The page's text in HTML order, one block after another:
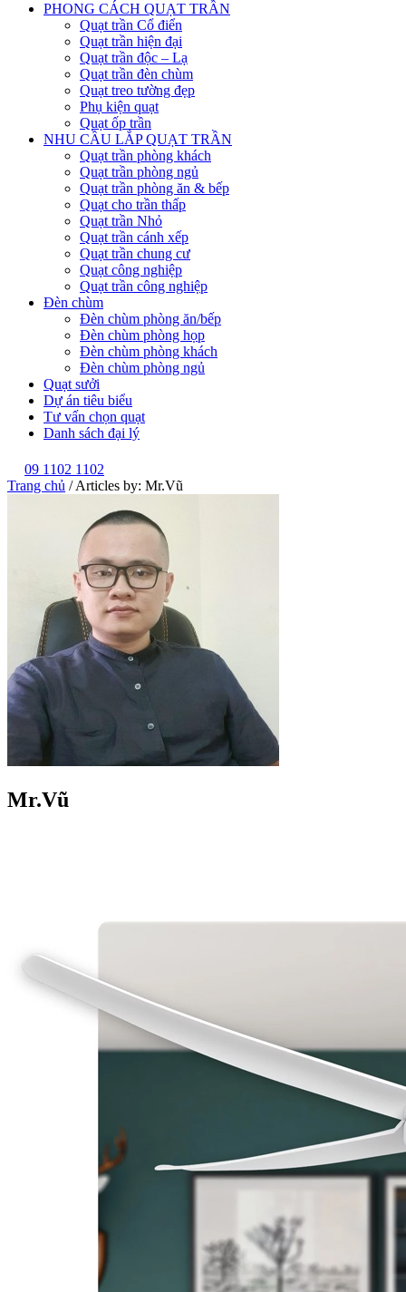
PHONG CÁCH QUẠT TRẦN
Quạt trần Cổ điển
Quạt trần hiện đại
Quạt trần độc – Lạ
Quạt trần đèn chùm
Quạt treo tường đẹp
Phụ kiện quạt
Quạt ốp trần
NHU CẦU LẮP QUẠT TRẦN
Quạt trần phòng khách
Quạt trần phòng ngủ
Quạt trần phòng ăn & bếp
Quạt cho trần thấp
Quạt trần Nhỏ
Quạt trần cánh xếp
Quạt trần chung cư
Quạt công nghiệp
Quạt trần công nghiệp
Đèn chùm
Đèn chùm phòng ăn/bếp
Đèn chùm phòng họp
Đèn chùm phòng khách
Đèn chùm phòng ngủ
Quạt sưởi
Dự án tiêu biểu
Tư vấn chọn quạt
Danh sách đại lý
09 1102 1102
Trang chủ /Articles by: Mr.Vũ
Mr.Vũ